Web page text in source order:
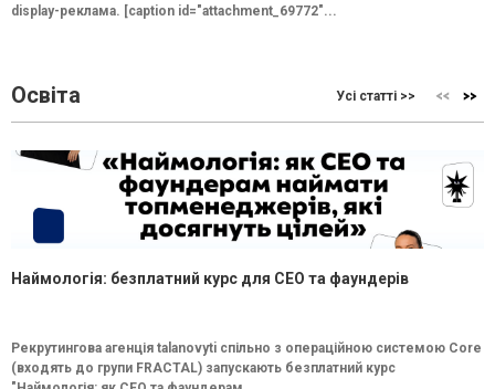
display-реклама. [caption id="attachment_69772"...
Освіта Усі статті >>
Наймологія: безплатний курс для CEO та фаундерів
Рекрутингова агенція talanovyti спільно з операційною системою Core
(входять до групи FRACTAL) запускають безплатний курс